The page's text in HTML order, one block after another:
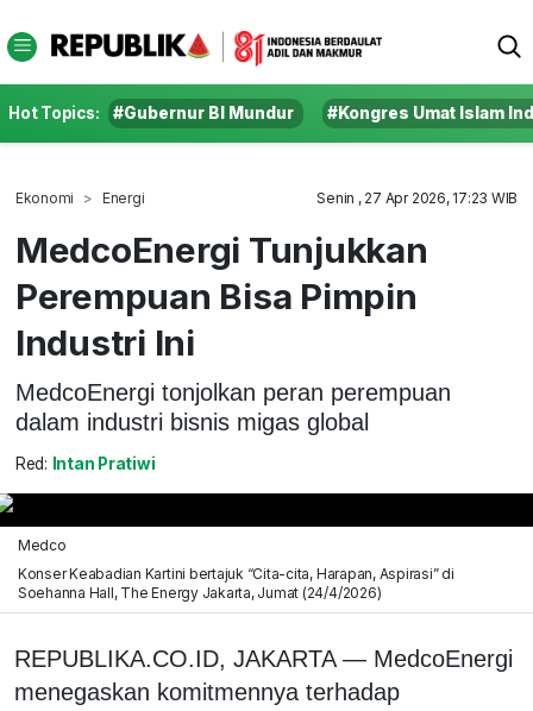
Hot Topics: #Gubernur BI Mundur #Kongres Umat Islam
Ekonomi Energi Senin , 27 Apr 2026, 17:23 WIB
MedcoEnergi Tunjukkan
Perempuan Bisa Pimpin
Industri Ini
MedcoEnergi tonjolkan peran perempuan
dalam industri bisnis migas global
Red: Intan Pratiwi
Medco
Konser Keabadian Kartini bertajuk “Cita-cita, Harapan, Aspirasi” di
Soehanna Hall, The Energy Jakarta, Jumat (24/4/2026)
REPUBLIKA.CO.ID, JAKARTA — MedcoEnergi
menegaskan komitmennya terhadap